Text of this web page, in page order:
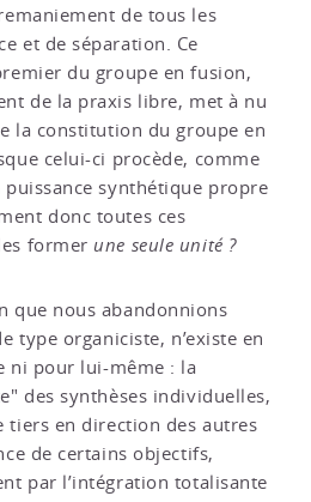
de tous les
et de séparation. Ce
du groupe en fusion,
de la praxis libre, met à nu
la constitution du groupe en
celui-ci procède, comme
puissance synthétique propre
donc toutes ces
former une seule unité ?
que nous abandonnions
type organiciste, n’existe en
ni pour lui-même : la
des synthèses individuelles,
tiers en direction des autres
de certains objectifs,
par l’intégration totalisante